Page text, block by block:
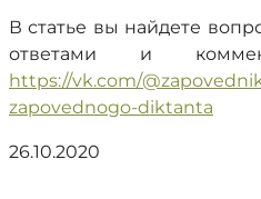
В статье вы найдете
ответами и
https://vk.com/
zapovednogo-diktanta
26.10.2020